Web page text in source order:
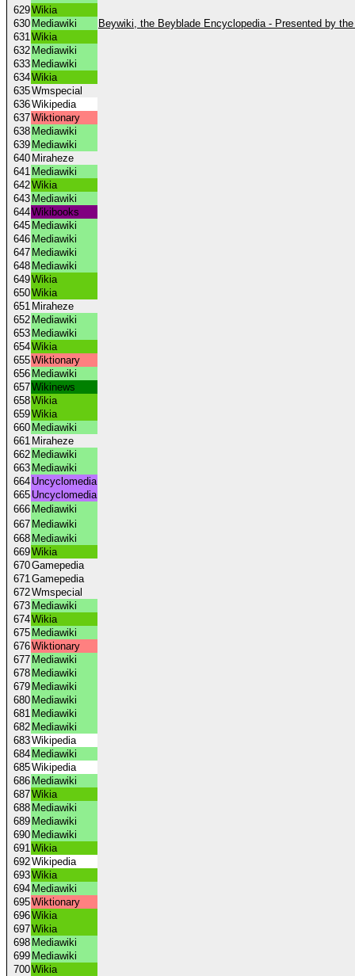
629Wikia
630 Mediawiki
Beywiki, the Beyblade Encyclopedia - Presented by
631Wikia
632 Mediawiki
633 Mediawiki
634Wikia
635Wmspecial
636Wikipedia
637Wiktionary
638 Mediawiki
639 Mediawiki
640 Miraheze
641 Mediawiki
642Wikia
643 Mediawiki
644Wikibooks
645 Mediawiki
646 Mediawiki
647 Mediawiki
648 Mediawiki
649Wikia
650Wikia
651 Miraheze
652 Mediawiki
653 Mediawiki
654Wikia
655Wiktionary
656 Mediawiki
657Wikinews
658Wikia
659Wikia
660 Mediawiki
661 Miraheze
662 Mediawiki
663 Mediawiki
664 Uncyclomedia
665 Uncyclomedia
666 Mediawiki
667 Mediawiki
668 Mediawiki
669Wikia
670Gamepedia
671Gamepedia
672Wmspecial
673 Mediawiki
674Wikia
675 Mediawiki
676Wiktionary
677 Mediawiki
678 Mediawiki
679 Mediawiki
680 Mediawiki
681 Mediawiki
682 Mediawiki
683Wikipedia
684 Mediawiki
685Wikipedia
686 Mediawiki
687Wikia
688 Mediawiki
689 Mediawiki
690 Mediawiki
691Wikia
692Wikipedia
693Wikia
694 Mediawiki
695Wiktionary
696Wikia
697Wikia
698 Mediawiki
699 Mediawiki
700Wikia